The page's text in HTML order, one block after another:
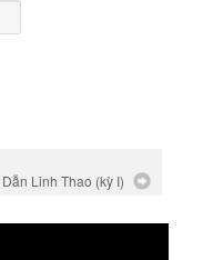
Linh Thao (kỳ I)